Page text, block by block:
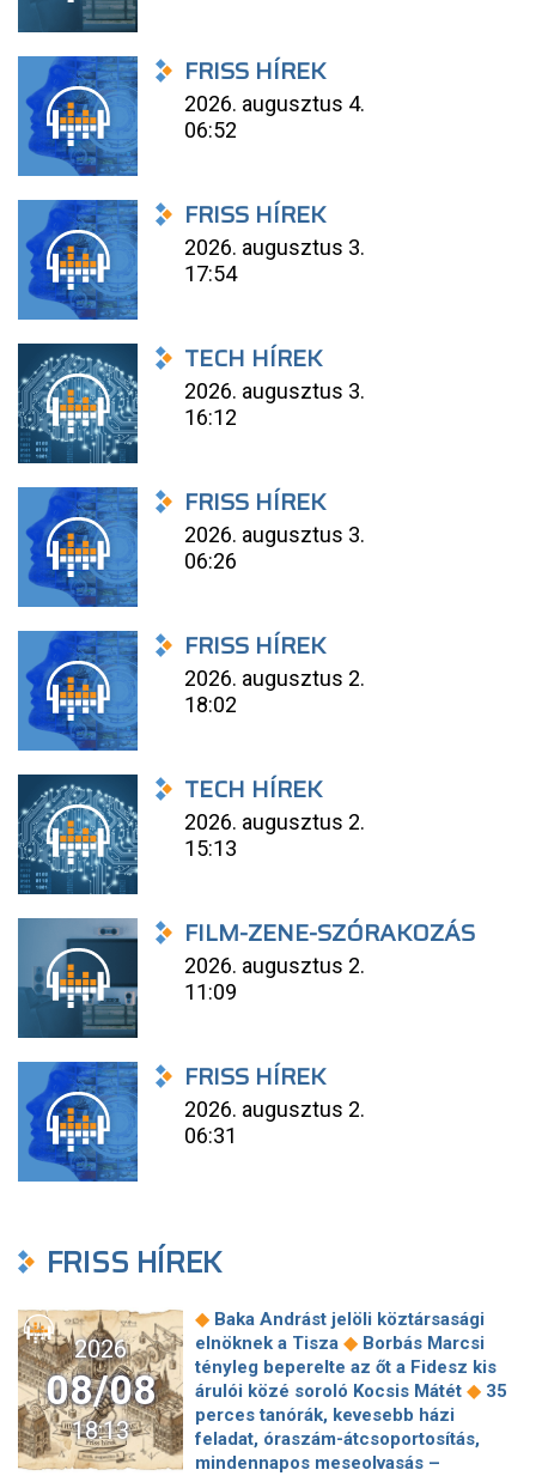
FRISS HÍREK
2026. augusztus 4.
06:52
FRISS HÍREK
2026. augusztus 3.
17:54
TECH HÍREK
2026. augusztus 3.
16:12
FRISS HÍREK
2026. augusztus 3.
06:26
FRISS HÍREK
2026. augusztus 2.
18:02
TECH HÍREK
2026. augusztus 2.
15:13
FILM-ZENE-SZÓRAKOZÁS
2026. augusztus 2.
11:09
FRISS HÍREK
2026. augusztus 2.
06:31
FRISS HÍREK
2026
08/08
18:13
◆ Baka Andrást jelöli köztársasági
elnöknek a Tisza ◆ Borbás Marcsi
tényleg beperelte az őt a Fidesz kis
árulói közé soroló Kocsis Mátét ◆ 35
perces tanórák, kevesebb házi
feladat, óraszám-átcsoportosítás,
mindennapos meseolvasás –